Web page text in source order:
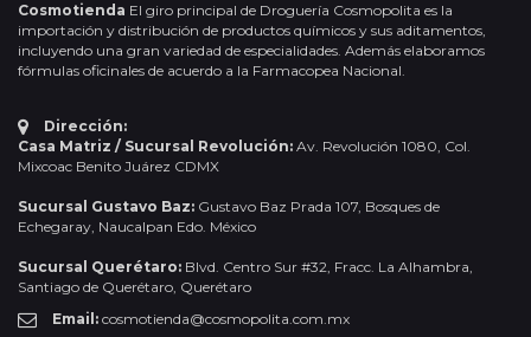
Cosmotienda El giro principal de Droguería Cosmopolita es la
importación y distribución de productos químicos y sus aditamentos,
incluyendo una gran variedad de especialidades. Además elaboramos
fórmulas oficinales de acuerdo a la Farmacopea Nacional.
Dirección:
Casa Matriz / Sucursal Revolución: Av. Revolución 1080, Col.
Mixcoac Benito Juárez CDMX
Sucursal Gustavo Baz: Gustavo Baz Prada 107, Bosques de
Echegaray, Naucalpan Edo. México
Sucursal Querétaro: Blvd. Centro Sur #32, Fracc. La Alhambra,
Santiago de Querétaro, Querétaro
Email: cosmotienda@cosmopolita.com.mx